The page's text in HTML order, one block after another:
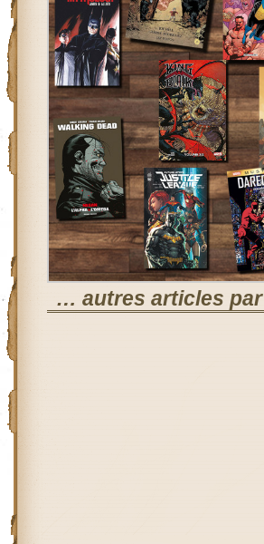
… autres articles par